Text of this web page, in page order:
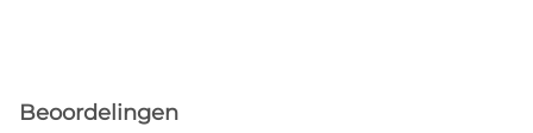
Beoordelingen